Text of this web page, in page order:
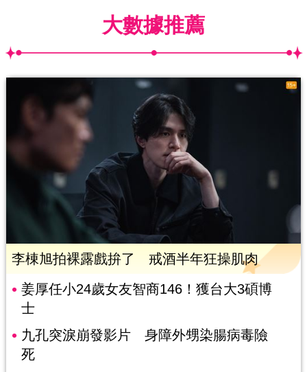
大數據推薦
李棟旭拍裸露戲拚了 戒酒半年狂操肌肉
姜厚任小24歲女友智商146！獲台大3碩博
士
九孔突淚崩發影片 身障外甥染腸病毒險
死